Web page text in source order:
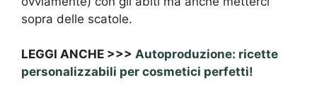
sopra delle scatole.
LEGGI ANCHE >>> Autoproduzione: ricette
personalizzabili per cosmetici perfetti!